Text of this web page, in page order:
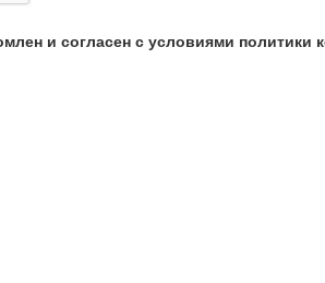
и согласен с условиями политики